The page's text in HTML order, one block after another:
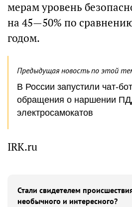
мерам уровень
на 45—50% по
годом.
Предыдущая новость по этой
В России запустили чат-
обращения о наршении
электросамокатов
IRK.ru
Стали свидетелем
необычного и интересного?